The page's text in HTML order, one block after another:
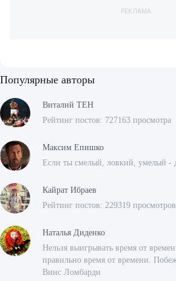
РЕКЛАМА
Популярные авторы
Виталий ТЕН
Рейтинг постов: 727163 просмотра
Максим Епишко
Если ты смелый, ловкий, умелый -
Кайрат Ибраев
Рейтинг постов: 229319 просмотров
Наталья Диденко
Нельзя выигрывать время от
правильно время от времени.
Винс Ломбарди